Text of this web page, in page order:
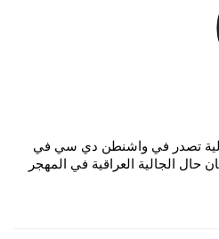
تصدر في واشنطن دي سي في
حال الجالية العراقية في المهجر